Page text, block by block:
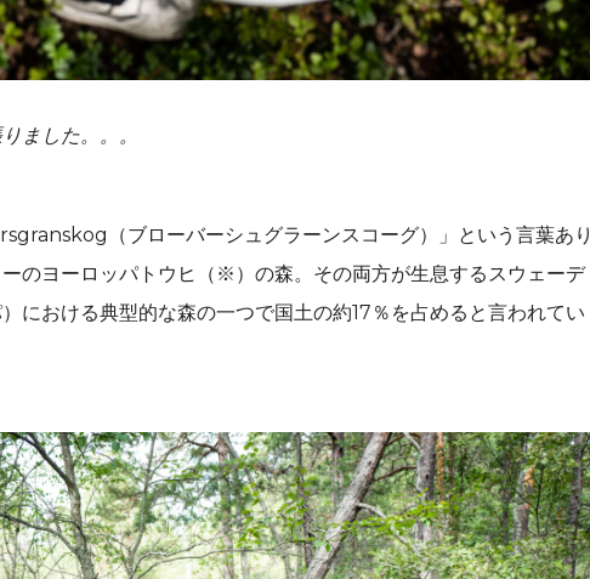
ました。。。
（ブローバーシュグラーンスコーグ）」という言葉あり
のヨーロッパトウヒ（※）の森。その両方が生息するスウェーデ
における典型的な森の一つで国土の約17％を占めると言われてい